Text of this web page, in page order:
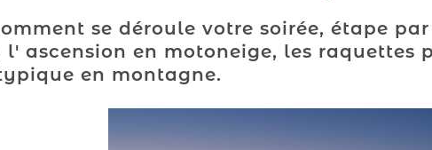
se déroule votre soirée, étape
ascension en motoneige, les raquettes
en montagne.